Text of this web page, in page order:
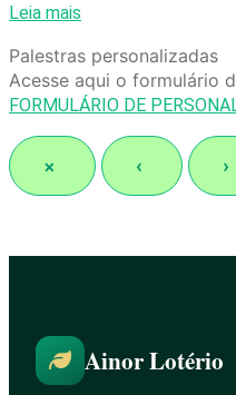
Leia mais
Palestras personalizadas
Acesse aqui o formulário
FORMULÁRIO DE
× ‹ ›
Ainor Lotério